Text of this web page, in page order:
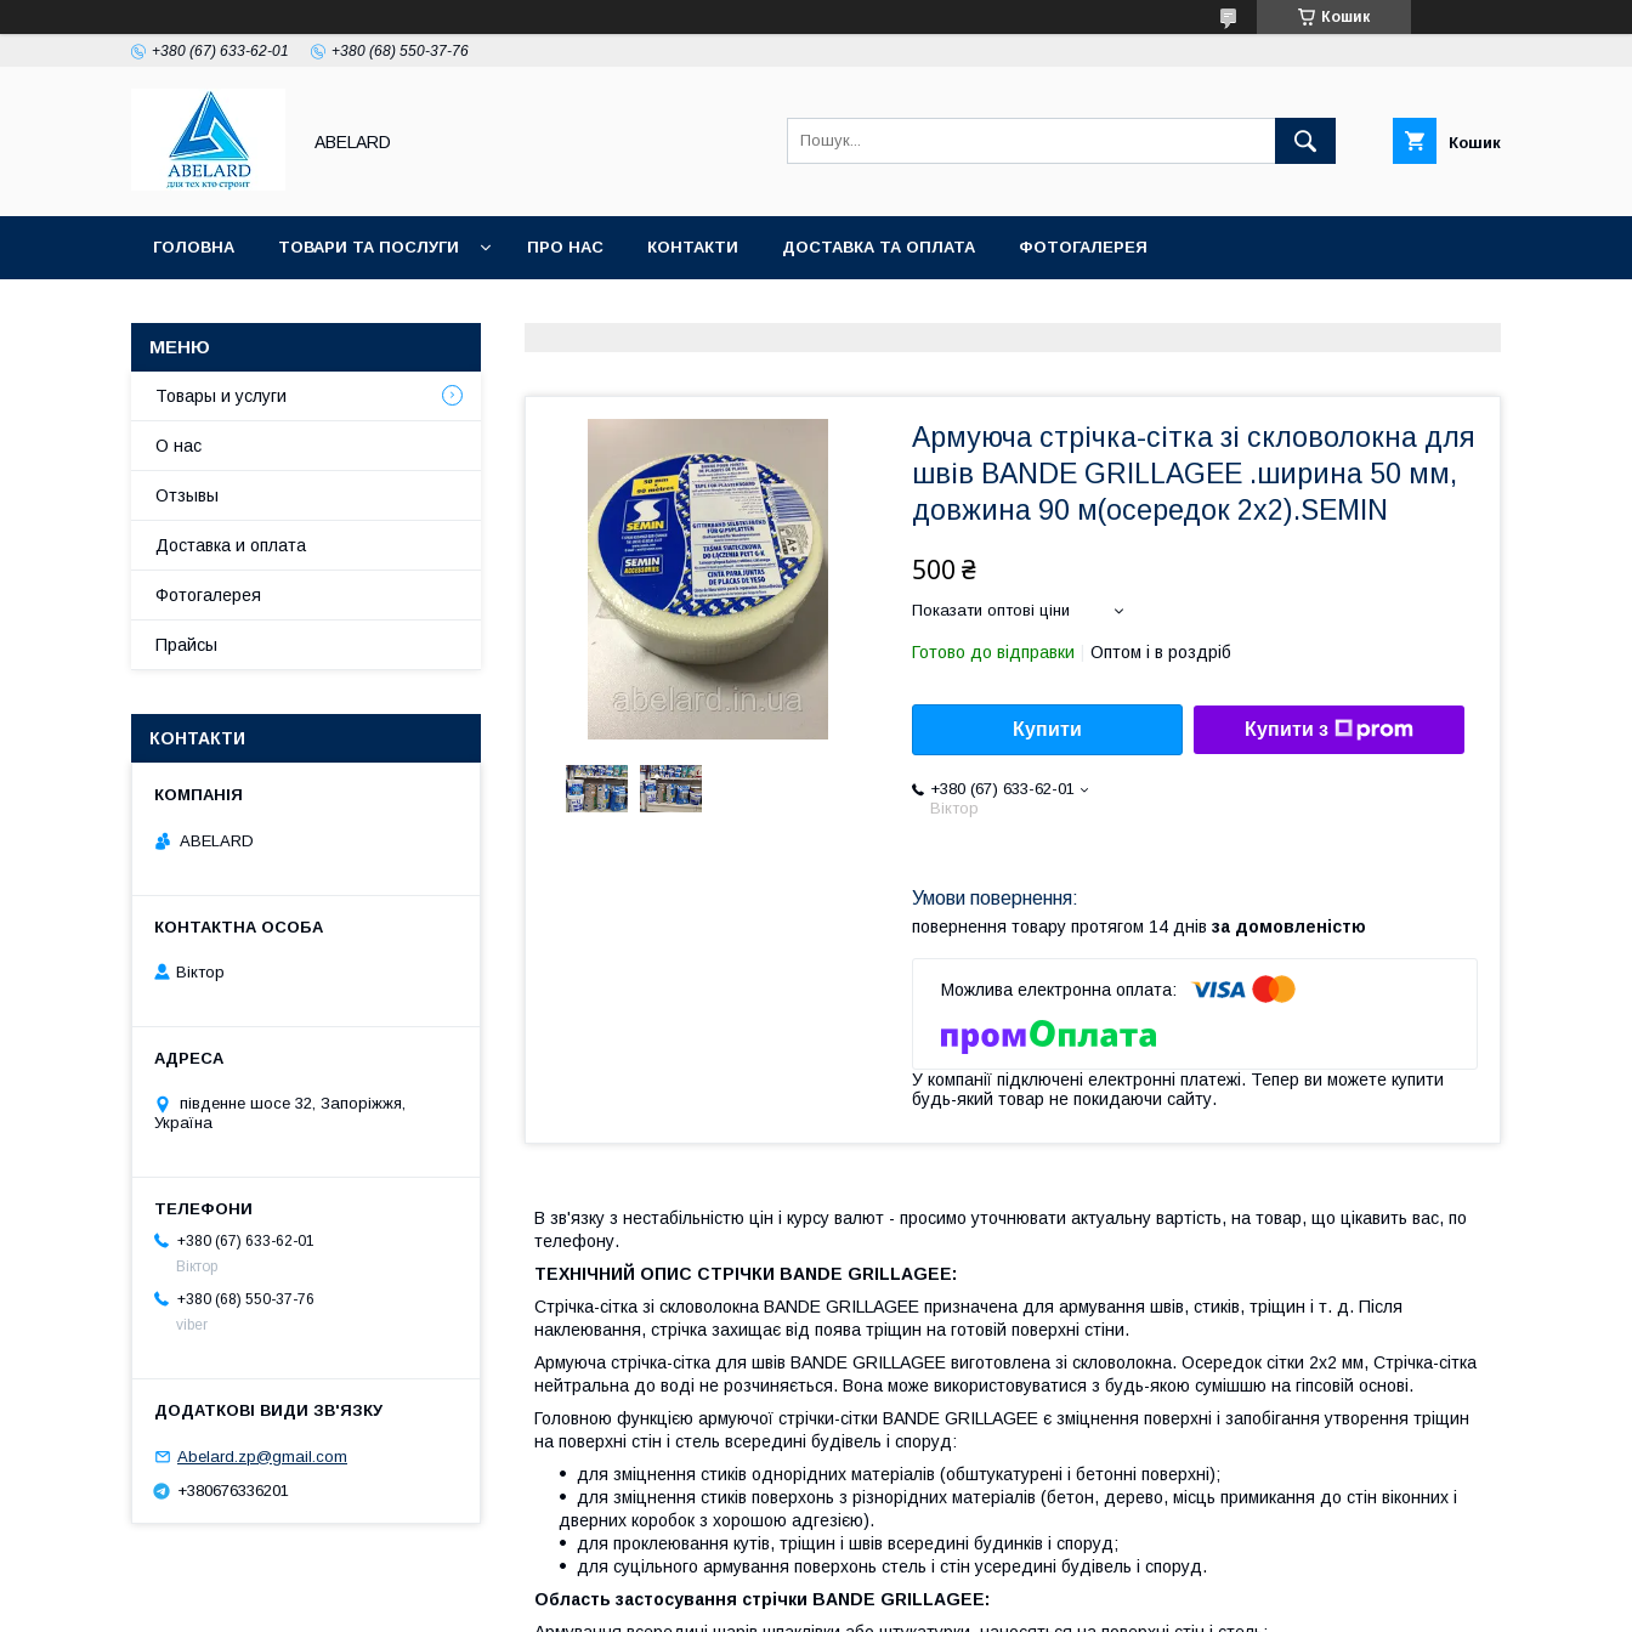
Кошик
+380 (67) 633-62-01 +380 (68) 550-37-76
ABELARD Кошик
ГОЛОВНА ТОВАРИ ТА ПОСЛУГИ ПРО НАС КОНТАКТИ ДОСТАВКА ТА ОПЛАТА ФОТОГАЛЕРЕЯ
Армуюча стрічка-сітка зі скловолокна для
швів BANDE GRILLAGEE .ширина 50 мм,
довжина 90 м(осередок 2х2).SEMIN
500 ₴
Показати оптові ціни
Готово до відправки Оптом і в роздріб
Купити Купити з
+380 (67) 633-62-01
Віктор
повернення товару протягом 14 днів за домовленістю
У компанії підключені електронні платежі. Тепер ви можете купити
будь-який товар не покидаючи сайту.
В зв'язку з нестабільністю цін і курсу валют - просимо уточнювати актуальну вартість, на товар, що цікавить вас, по
телефону.
ТЕХНІЧНИЙ ОПИС СТРІЧКИ BANDE GRILLAGEE:
Стрічка-сітка зі скловолокна BANDE GRILLAGEE призначена для армування швів, стиків, тріщин і т. д. Після
наклеювання, стрічка захищає від поява тріщин на готовій поверхні стіни.
Армуюча стрічка-сітка для швів BANDE GRILLAGEE виготовлена зі скловолокна. Осередок сітки 2х2 мм, Стрічка-сітка
нейтральна до воді не розчиняється. Вона може використовуватися з будь-якою сумішшю на гіпсовій основі.
Головною функцією армуючої стрічки-сітки BANDE GRILLAGEE є зміцнення поверхні і запобігання утворення тріщин
на поверхні стін і стель всередині будівель і споруд:
для зміцнення стиків однорідних матеріалів (обштукатурені і бетонні поверхні);
для зміцнення стиків поверхонь з різнорідних матеріалів (бетон, дерево, місць примикання до стін віконних і
дверних коробок з хорошою адгезією).
для проклеювання кутів, тріщин і швів всередині будинків і споруд;
для суцільного армування поверхонь стель і стін усередині будівель і споруд.
Область застосування стрічки BANDE GRILLAGEE:
Товары и услуги
О нас
Отзывы
Доставка и оплата
Фотогалерея
Прайсы
КОНТАКТИ
ABELARD
Віктор
південне шосе 32, Запоріжжя,
Україна
+380 (67) 633-62-01
Віктор
+380 (68) 550-37-76
viber
Abelard.zp@gmail.com
+380676336201